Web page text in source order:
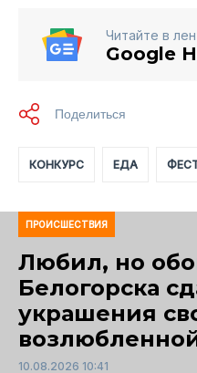
Читайте в
Google
КОНКУРС ЕДА
ПРОИСШЕСТВИЯ
Любил, но
Белогорска
украшения
10.08.2026 10:41